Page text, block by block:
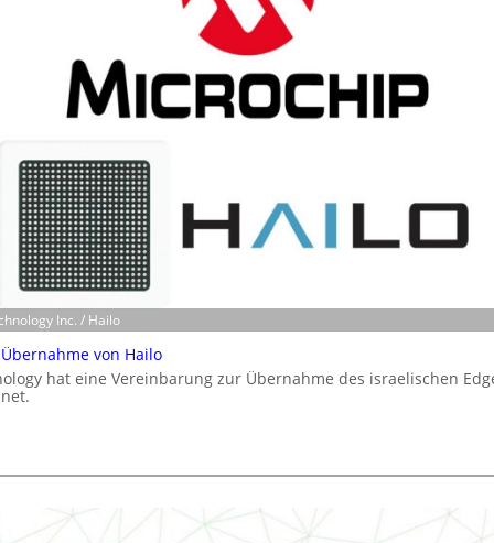
Inc. / Hailo
von Hailo
hat eine Vereinbarung zur Übernahme des israelischen